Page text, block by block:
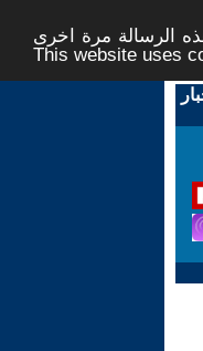
الرسالة مرة اخرى -
This website uses